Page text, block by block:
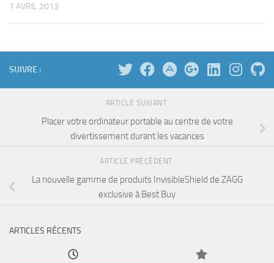
7 AVRIL 2013
SUIVRE :
ARTICLE SUIVANT
Placer votre ordinateur portable au centre de votre
divertissement durant les vacances
ARTICLE PRÉCÉDENT
La nouvelle gamme de produits InvisibleShield de ZAGG
exclusive à Best Buy
ARTICLES RÉCENTS